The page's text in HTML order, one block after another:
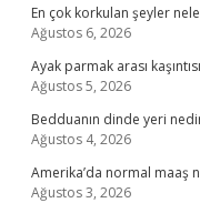
En çok korkulan şeyler
Ağustos 6, 2026
Ayak parmak arası
Ağustos 5, 2026
Bedduanın dinde yeri
Ağustos 4, 2026
Amerika’da normal maaş
Ağustos 3, 2026